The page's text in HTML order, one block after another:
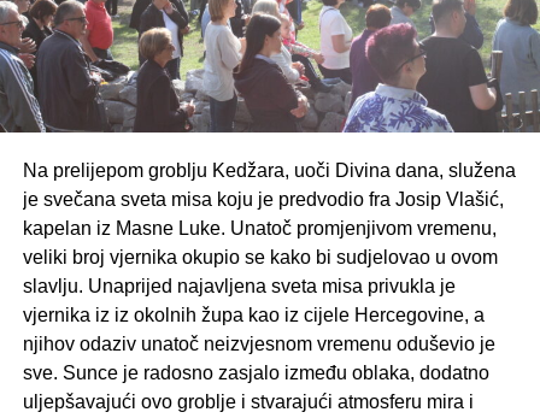
Na prelijepom groblju Kedžara, uoči Divina dana, služena
je svečana sveta misa koju je predvodio fra Josip Vlašić,
kapelan iz Masne Luke. Unatoč promjenjivom vremenu,
veliki broj vjernika okupio se kako bi sudjelovao u ovom
slavlju. Unaprijed najavljena sveta misa privukla je
vjernika iz iz okolnih župa kao iz cijele Hercegovine, a
njihov odaziv unatoč neizvjesnom vremenu oduševio je
sve. Sunce je radosno zasjalo između oblaka, dodatno
uljepšavajući ovo groblje i stvarajući atmosferu mira i